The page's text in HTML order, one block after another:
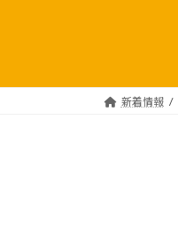
新着情報